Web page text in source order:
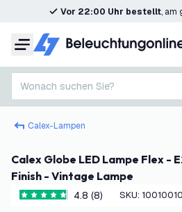
Vor 22:00 Uhr bestellt, am
Menü
Wonach suchen Sie?
Calex-Lampen
Calex Globe LED Lampe Flex - E27 - 250 Lm - Gold
Finish - Vintage Lampe
4.8 Bewertungssterne
4.8 (8) SKU: